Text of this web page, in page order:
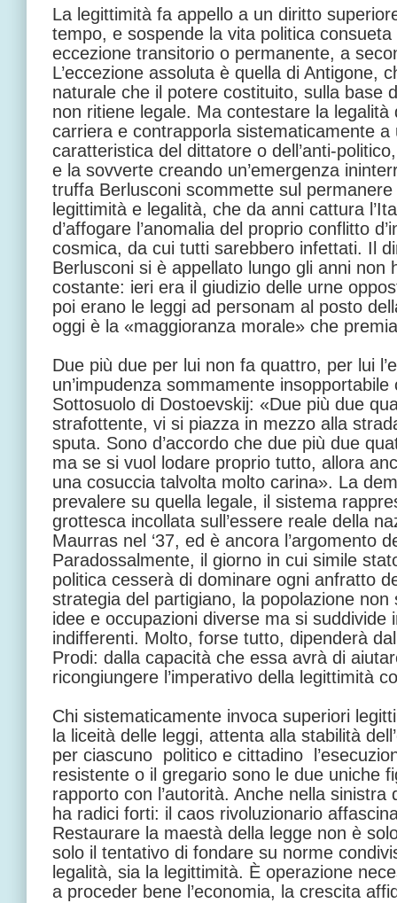
La legittimità fa appello a un diritto
tempo, e sospende la vita politica
eccezione transitorio o permanente, a
L’eccezione assoluta è quella di Antigone,
naturale che il potere costituito, sulla base
non ritiene legale. Ma contestare la
carriera e contrapporla sistematicamente
caratteristica del dittatore o dell’anti-
e la sovverte creando un’emergenza
truffa Berlusconi scommette sul permanere
legittimità e legalità, che da anni cattura
d’affogare l’anomalia del proprio conflitto
cosmica, da cui tutti sarebbero infettati. Il
Berlusconi si è appellato lungo gli anni non
costante: ieri era il giudizio delle urne
poi erano le leggi ad personam al posto
oggi è la «maggioranza morale» che
Due più due per lui non fa quattro, per lui
un’impudenza sommamente insopportabile
Sottosuolo di Dostoevskij: «Due più due
strafottente, vi si piazza in mezzo alla
sputa. Sono d’accordo che due più due
ma se si vuol lodare proprio tutto, allora
una cosuccia talvolta molto carina». La
prevalere su quella legale, il sistema
grottesca incollata sull’essere reale della
Maurras nel ‘37, ed è ancora l’argomento
Paradossalmente, il giorno in cui simile
politica cesserà di dominare ogni anfratto
strategia del partigiano, la popolazione
idee e occupazioni diverse ma si suddivide
indifferenti. Molto, forse tutto, dipenderà
Prodi: dalla capacità che essa avrà di
ricongiungere l’imperativo della legittimità
Chi sistematicamente invoca superiori
la liceità delle leggi, attenta alla stabilità
per ciascuno ­ politico e cittadino
resistente o il gregario sono le due uniche
rapporto con l’autorità. Anche nella
ha radici forti: il caos rivoluzionario
Restaurare la maestà della legge non è
solo il tentativo di fondare su norme
legalità, sia la legittimità. È operazione
a proceder bene l’economia, la crescita